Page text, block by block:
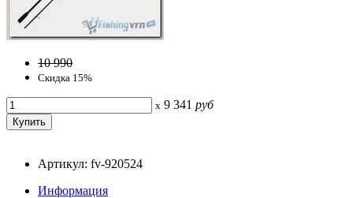
10 990
Скидка 15%
x 9 341 руб
Артикул: fv-920524
Информация